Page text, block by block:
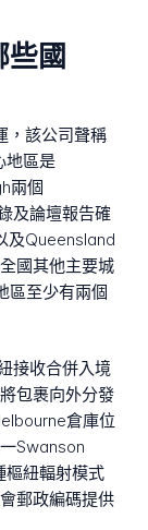
國
，該公司聲稱
地區是
兩個
及論壇報告確
及Queensland
國其他主要城
區至少有兩個
接收合併入境
包裹向外分發
倉庫位
Swanson
樞紐輻射模式
郵政編碼提供